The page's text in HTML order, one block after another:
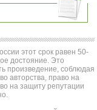
этот срок равен 50-
достояние. Это
произведение, соблюдая
авторства, право на
на защиту репутации